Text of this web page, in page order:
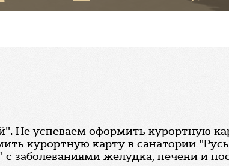
Не успеваем оформить курортную
курортную карту в санатории
заболеваниями желудка, печени и